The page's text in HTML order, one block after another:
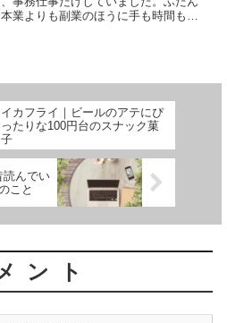
業よりも副業のほうに手も時間もと
イカフライ｜ビールのアテにぴ
ったりな100円台のスナック菓
子
読んでい
こと
ント